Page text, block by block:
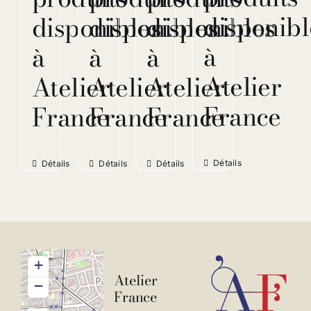
disponibles
à
Atelier
France
Détails
disponibles
à
Atelier
France
Détails
disponibles
à
Atelier
France
Détails
à
Atelier
France
Détails
+
−
Atelier
France